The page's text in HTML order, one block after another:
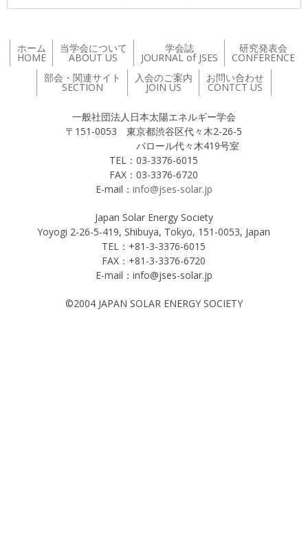
ホーム
HOME
当学会について
ABOUT US
学会誌
JOURNAL of JSES
研究発表会
CONFERENCE
部会・関連サイト
SECTION
入会のご案内
JOIN US
お問い合わせ
CONTCT US
一般社団法人日本太陽エネルギー学会
〒151-0053 東京都渋谷区代々木2-26-5
バロール代々木419号室
TEL：03-3376-6015
FAX：03-3376-6720
E-mail： info@jses-solar.jp
Japan Solar Energy Society
Yoyogi 2-26-5-419, Shibuya, Tokyo, 151-0053, Japan
TEL：+81-3-3376-6015
FAX：+81-3-3376-6720
E-mail：info@jses-solar.jp
©2004 JAPAN SOLAR ENERGY SOCIETY